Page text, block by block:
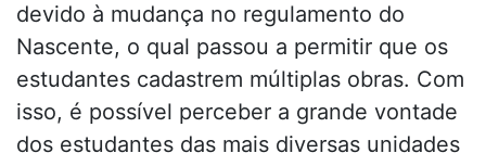
devido à mudança no regulamento do
Nascente, o qual passou a permitir que os
estudantes cadastrem múltiplas obras. Com
isso, é possível perceber a grande vontade
dos estudantes das mais diversas unidades